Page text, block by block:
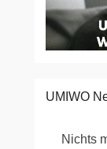
UMIWO
Nichts